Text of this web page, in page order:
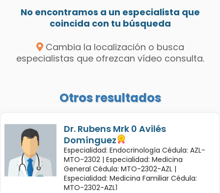
No encontramos a un especialista que
coincida con tu búsqueda
Cambia la localización o busca
especialistas que ofrezcan vídeo consulta.
Otros resultados
Dr. Rubens Mrk 0 Avilés
Domínguez
Especialidad: Endocrinología Cédula: AZL-
MTO-2302 | Especialidad: Medicina
General Cédula: MTO-2302-AZL |
Especialidad: Medicina Familiar Cédula:
MTO-2302-AZL1